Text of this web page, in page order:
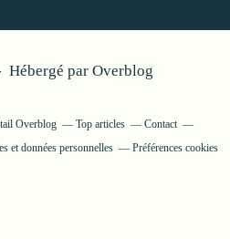
Hébergé par Overblog
Overblog Top articles
Contact
et données personnelles Préférences cookies